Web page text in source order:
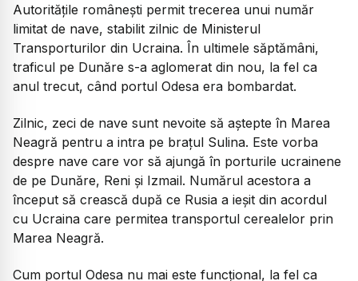
Autoritățile românești permit trecerea unui număr
limitat de nave, stabilit zilnic de Ministerul
Transporturilor din Ucraina. În ultimele săptămâni,
traficul pe Dunăre s-a aglomerat din nou, la fel ca
anul trecut, când portul Odesa era bombardat.
Zilnic, zeci de nave sunt nevoite să aștepte în Marea
Neagră pentru a intra pe brațul Sulina. Este vorba
despre nave care vor să ajungă în porturile ucrainene
de pe Dunăre, Reni și Izmail. Numărul acestora a
început să crească după ce Rusia a ieșit din acordul
cu Ucraina care permitea transportul cerealelor prin
Marea Neagră.
Cum portul Odesa nu mai este funcțional, la fel ca